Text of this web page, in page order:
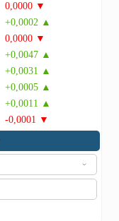
0,0000 ▼
+0,0002 ▲
0,0000 ▼
+0,0047 ▲
+0,0031 ▲
+0,0005 ▲
+0,0011 ▲
-0,0001 ▼